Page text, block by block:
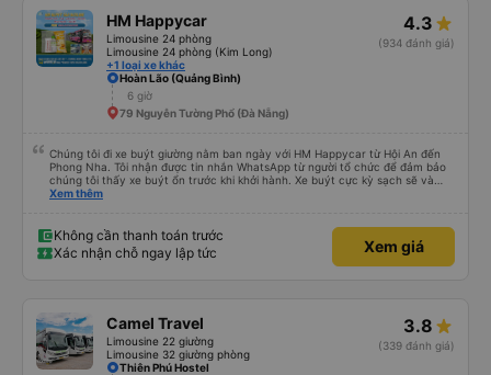
HM Happycar
Limousine 24 phòng
Limousine 24 phòng (Kim Long)
+1 loại xe khác
4.3
(934 đánh giá)
Hoàn Lão (Quảng Bình)
6 giờ
79 Nguyễn Tường Phổ (Đà Nẵng)
Chúng tôi đi xe buýt giường nằm ban ngày với HM Happycar từ Hội An đến
Phong Nha. Tôi nhận được tin nhắn WhatsApp từ người tổ chức để đảm bảo
chúng tôi thấy xe buýt ổn trước khi khởi hành. Xe buýt cực kỳ sạch sẽ và
trong tình trạng tuyệt vời. Các khoang giường nhỏ riêng tư và nằm phẳng
5&#39;9&quot; và có thể làm như vậy với bàn chân cong. Có một cổng USB,
đèn và lỗ thông hơi. Việc lái xe rất an toàn và có hai tài xế thay phiên nhau
giúp chúng tôi cũng cảm thấy an toàn. Chúng tôi dừng lại 3 lần để đi vệ sinh.
Họ đã tìm thấy chúng và sắp xếp một nhà trọ gần đó để chúng tôi trả lại
chúng để chúng tôi có thể đến đón bất cứ lúc nào thuận tiện. Nhìn chung
rất ấn tượng, sẽ đặt lại với họ.
Xem thêm
Không cần thanh toán trước
Xác nhận chỗ ngay lập tức
Xem giá
Camel Travel
Limousine 22 giường
Limousine 32 giường phòng
3.8
(339 đánh giá)
Thiên Phú Hostel